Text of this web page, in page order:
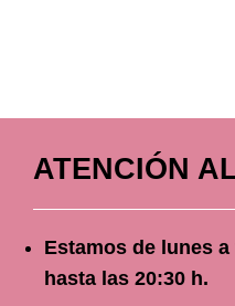
ATENCIÓN
Estamos de lunes
hasta las 20:30 h.